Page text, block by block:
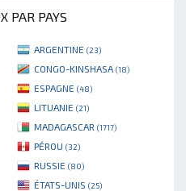
PAR PAYS
ARGENTINE (23)
CONGO-KINSHASA (18)
ESPAGNE (48)
LITUANIE (21)
MADAGASCAR (1717)
PÉROU (32)
RUSSIE (80)
ÉTATS-UNIS (25)